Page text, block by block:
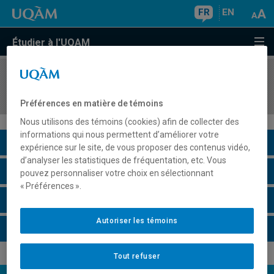
FR EN
Étudier à l'UQAM
COURS//
Description du cours
Horaire - Été 2026
Préférences en matière de témoins
Nous utilisons des témoins (cookies) afin de collecter des
informations qui nous permettent d’améliorer votre
expérience sur le site, de vous proposer des contenus vidéo,
d’analyser les statistiques de fréquentation, etc. Vous
pouvez personnaliser votre choix en sélectionnant
« Préférences ».
Tout refuser
Autoriser les témoins